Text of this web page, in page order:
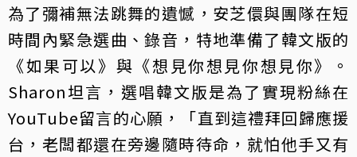
為了彌補無法跳舞的遺憾，安芝儇與團隊在短
時間內緊急選曲、錄音，特地準備了韓文版的
《如果可以》與《想見你想見你想見你》。
Sharon坦言，選唱韓文版是為了實現粉絲在
YouTube留言的心願，「直到這禮拜回歸應援
台，老闆都還在旁邊隨時待命，就怕他手又有